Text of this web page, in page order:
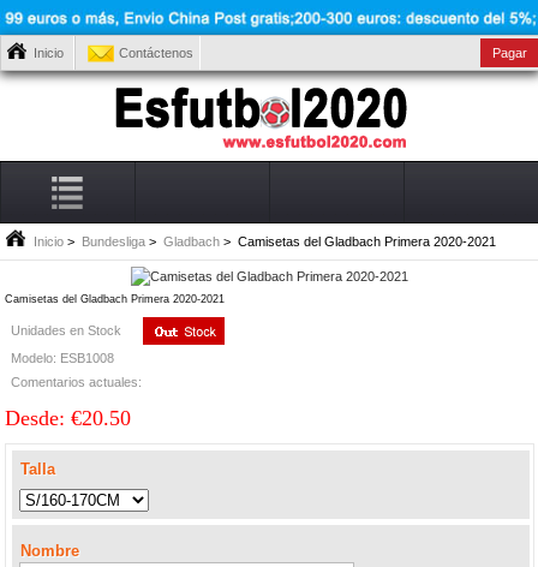
Inicio Contáctenos Pagar
Inicio > Bundesliga > Gladbach > Camisetas del Gladbach Primera 2020-2021
Camisetas del Gladbach Primera 2020-2021
Unidades en Stock
Modelo: ESB1008
Comentarios actuales:
Desde: €20.50
Talla
Nombre